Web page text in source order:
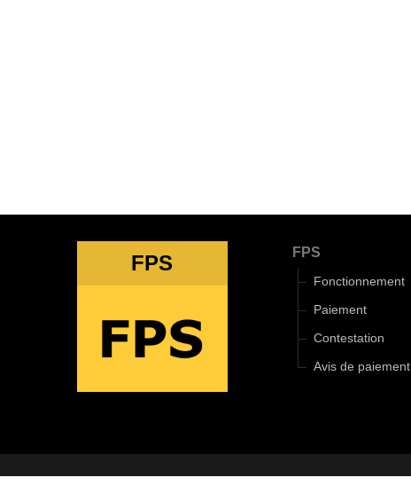
FPS FPS
Fonctionnement
Paiement
Contestation
Avis de paiement